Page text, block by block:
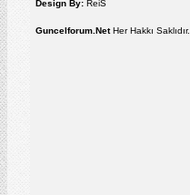
Design By: ReiS
Guncelforum.NetHer Hakkı Saklıdır.